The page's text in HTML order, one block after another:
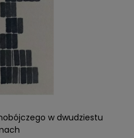
w dwudziestu